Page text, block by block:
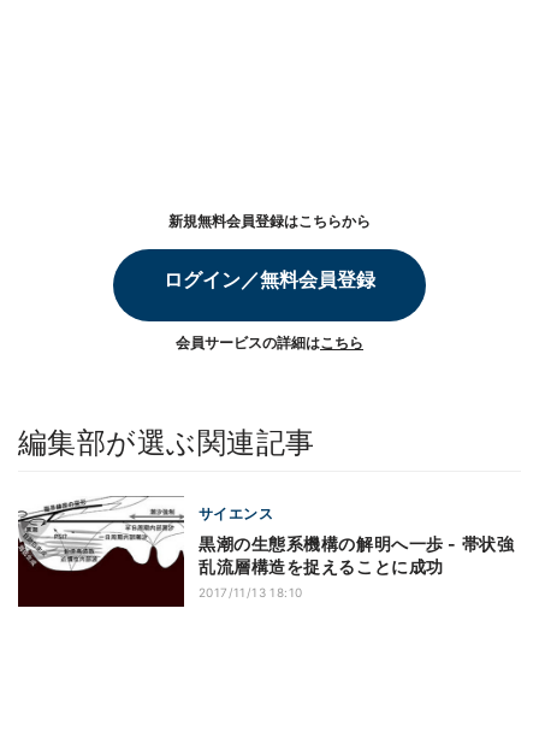
新規無料会員登録はこちらから
ログイン／無料会員登録
会員サービスの詳細はこちら
編集部が選ぶ関連記事
サイエンス
黒潮の生態系機構の解明へ一歩 - 帯状強
乱流層構造を捉えることに成功
2017/11/13 18:10